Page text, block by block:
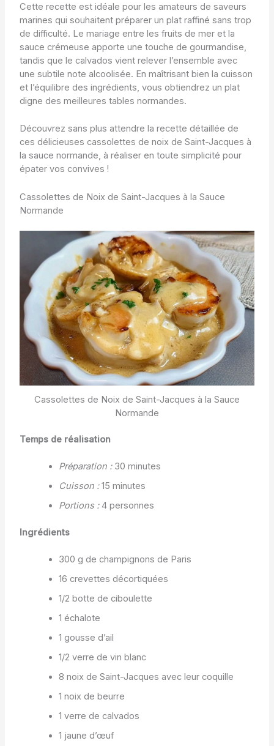
Cette recette est idéale pour les amateurs de saveurs
marines qui souhaitent préparer un plat raffiné sans trop
de difficulté. Le mariage entre les fruits de mer et la
sauce crémeuse apporte une touche de gourmandise,
tandis que le calvados vient relever l’ensemble avec
une subtile note alcoolisée. En maîtrisant bien la cuisson
et l’équilibre des ingrédients, vous obtiendrez un plat
digne des meilleures tables normandes.
Découvrez sans plus attendre la recette détaillée de
ces délicieuses cassolettes de noix de Saint-Jacques à
la sauce normande, à réaliser en toute simplicité pour
épater vos convives !
Cassolettes de Noix de Saint-Jacques à la Sauce
Normande
Cassolettes de Noix de Saint-Jacques à la Sauce
Normande
Temps de réalisation
Préparation :30 minutes
Cuisson :15 minutes
Portions :4 personnes
Ingrédients
300 g de champignons de Paris
16 crevettes décortiquées
1/2 botte de ciboulette
1 échalote
1 gousse d’ail
1/2 verre de vin blanc
8 noix de Saint-Jacques avec leur coquille
1 noix de beurre
1 verre de calvados
1 jaune d’œuf